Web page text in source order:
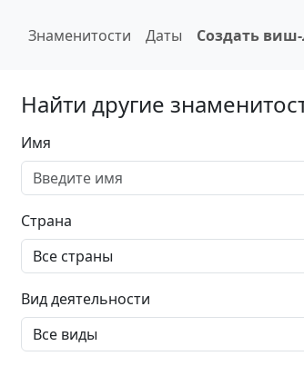
Знаменитости Даты Создать
Найти другие
Имя
Страна
Вид деятельности